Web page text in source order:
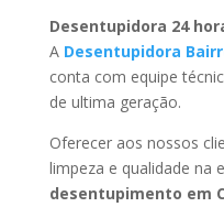
Desentupidora 24
A Desentupidora
conta com equipe
de ultima geração.
Oferecer aos nossos
limpeza e qualidade na
desentupimento em